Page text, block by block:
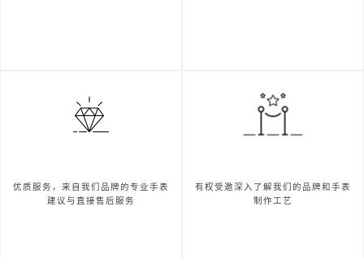
优质服务，来自我们品牌的专业手表
建议与直接售后服务
有权受邀深入了解我们的品牌和手表
制作工艺